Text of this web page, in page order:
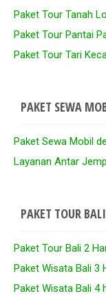
Paket Tour Tanah
Paket Tour Pantai
Paket Tour Tari
PAKET SEWA
Paket Sewa Mobil
Layanan Antar
PAKET TOUR
Paket Tour Bali 2
Paket Wisata Bali 3
Paket Wisata Bali 4